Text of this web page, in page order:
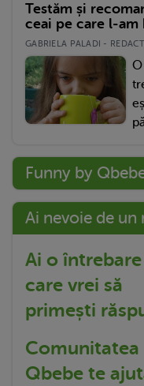
Testăm și
ceai pe care l-am
GABRIELA PALADI -
Funny by
Ai nevoie de un
Ai o
care vrei să
primești
Comunitatea
Qbebe te